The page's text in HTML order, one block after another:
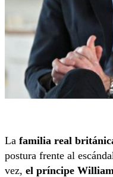
La familia real
postura frente al
vez, el príncipe